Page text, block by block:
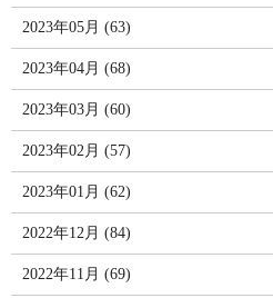
2023年05月 (63)
2023年04月 (68)
2023年03月 (60)
2023年02月 (57)
2023年01月 (62)
2022年12月 (84)
2022年11月 (69)